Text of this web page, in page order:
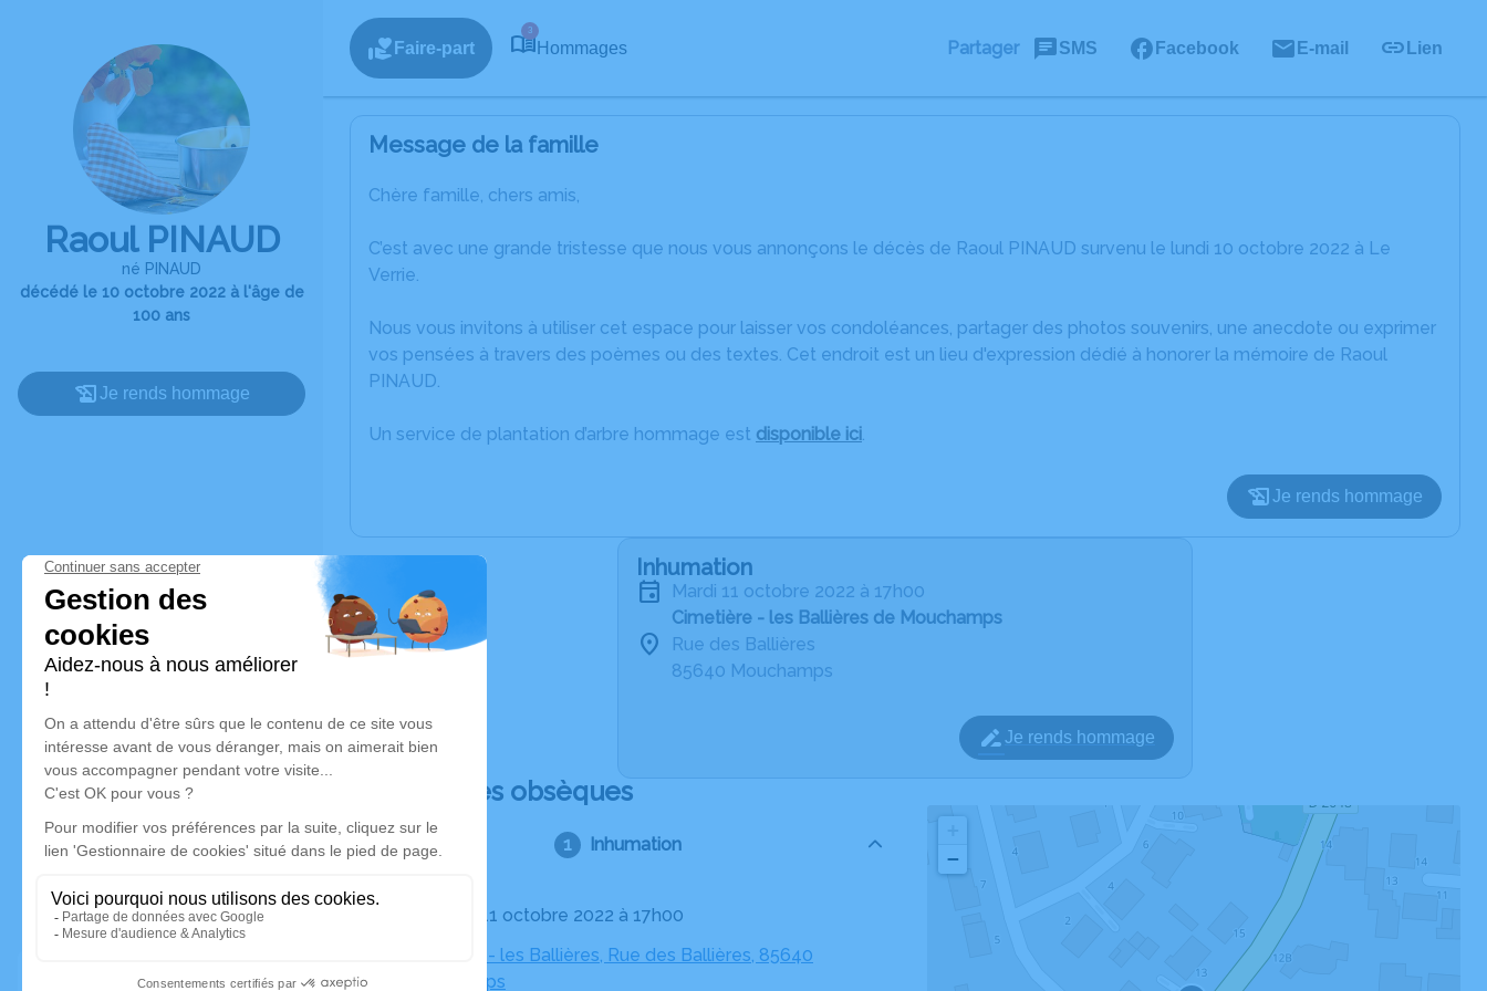
Raoul PINAUD
né PINAUD
décédé le 10 octobre 2022 à l'âge de
100 ans
Je rends hommage
Faire-part
3
Hommages Partager SMS Facebook E-mail Lien
Message de la famille
Chère famille, chers amis,
C’est avec une grande tristesse que nous vous annonçons le décès de Raoul PINAUD survenu le lundi 10 octobre 2022 à Le
Verrie.
Nous vous invitons à utiliser cet espace pour laisser vos condoléances, partager des photos souvenirs, une anecdote ou exprimer
vos pensées à travers des poèmes ou des textes. Cet endroit est un lieu d'expression dédié à honorer la mémoire de Raoul
PINAUD.
Un service de plantation d’arbre hommage est disponible ici.
Je rends hommage
Inhumation
mardi 11 octobre 2022 à 17h00
Cimetière - les Ballières de Mouchamps
Rue des Ballières
85640 Mouchamps
Je rends hommage
Déroulé des obsèques
Inhumation
Le mardi 11 octobre 2022 à 17h00
Cimetière - les Ballières, Rue des Ballières, 85640
Mouchamps
−